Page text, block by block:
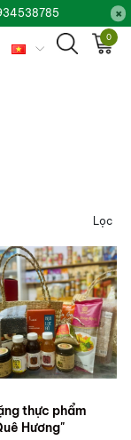
0
Lọc
thực phẩm
Hương"